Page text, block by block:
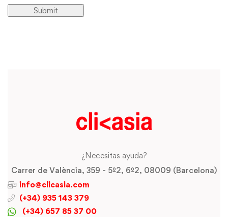
¿Necesitas ayuda?
Carrer de València, 359 - 5º2, 6º2, 08009 (Barcelona)
info@clicasia.com
(+34) 935 143 379
(+34) 657 85 37 00